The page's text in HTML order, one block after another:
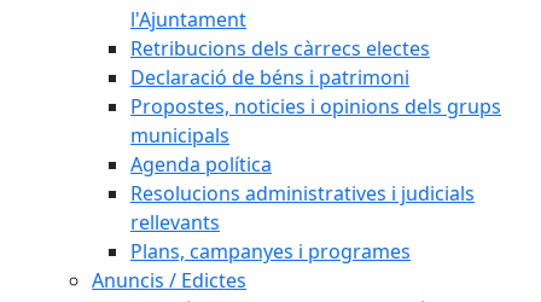
l'Ajuntament
Retribucions dels càrrecs electes
Declaració de béns i patrimoni
Propostes, noticies i opinions dels grups
municipals
Agenda política
Resolucions administratives i judicials
rellevants
Plans, campanyes i programes
Anuncis / Edictes